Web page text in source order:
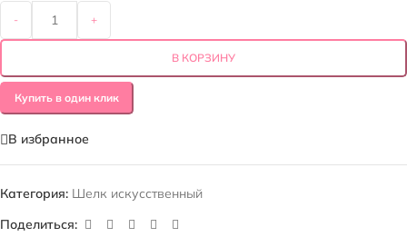
- +
В КОРЗИНУ
Купить в один клик
В избранное
Категория: Шелк искусственный
Поделиться: